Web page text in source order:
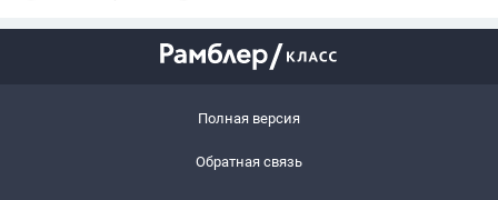
Полная версия
Обратная связь